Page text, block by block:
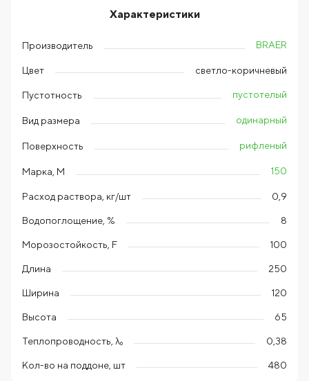
Характеристики
Производитель BRAER
Цвет светло-коричневый
Пустотность пустотелый
Вид размера одинарный
Поверхность рифленый
Марка, М 150
Расход раствора, кг/шт 0,9
Водопоглощение, % 8
Морозостойкость, F 100
Длина 250
Ширина 120
Высота 65
Теплопроводность, λ₀ 0,38
Кол-во на поддоне, шт 480